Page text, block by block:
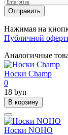
Отправить
Нажимая на
Публичной
Аналогичные
Носки Champ
0
18 byn
В корзину
Носки NOHO